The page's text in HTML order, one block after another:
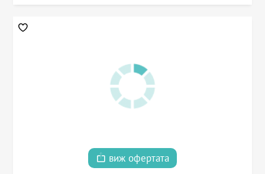
виж офертата